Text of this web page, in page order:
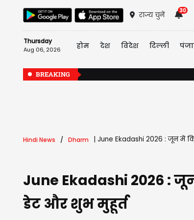
राज्य चुनें
30
Thursday
Aug 06, 2026 होम देश विदेश दिल्ली
BREAKING
Hindi News Dharm June Ekadashi 2026 : जून में
June Ekadashi 2026 :
डेट और शुभ मुहूर्त